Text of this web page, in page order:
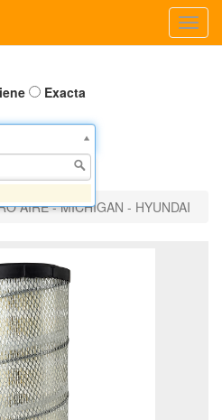
Exacta
AIRE - MICHIGAN - HYUNDAI